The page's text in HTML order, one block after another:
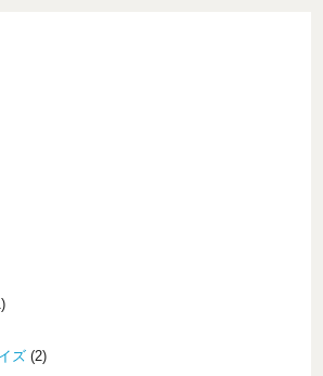
ズ (2)